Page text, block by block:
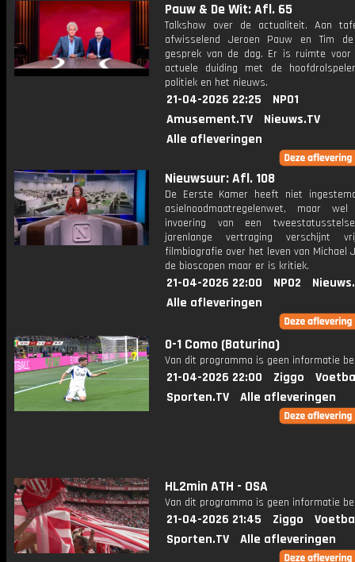
Pauw & De Wit: Afl. 65
Talkshow over de actualiteit. Aan
afwisselend Jeroen Pauw en Tim
gesprek van de dag. Er is ruimte
actuele duiding met de
politiek en het nieuws.
21-04-2026 22:25
NPO1
Amusement.TV
Nieuws.TV
Alle afleveringen
Nieuwsuur: Afl. 108
De Eerste Kamer heeft niet
asielnoodmaatregelenwet, maar
invoering van een
jarenlange vertraging verschijnt
filmbiografie over het leven van Michael
de bioscopen maar er is kritiek.
21-04-2026 22:00 NPO2
Alle afleveringen
0-1 Como (Baturina)
Van dit programma is geen informatie
21-04-2026 22:00 Ziggo
Sporten.TV
Alle afleveringen
HL2min ATH - OSA
Van dit programma is geen informatie
21-04-2026 21:45 Ziggo
Sporten.TV
Alle afleveringen